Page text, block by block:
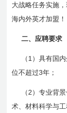
大战略任务实施
海内外英才加盟！
二、应聘要求
（ 1 ）具有国
位不超过3年；
（ 2 ）专业背
术、材料科学与